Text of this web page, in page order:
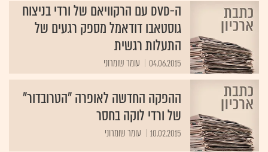
ה-DVD עם הרקוויאם של ורדי בניצוח
גוסטאבו דודאמל מספק רגעים של
התעלות רגשית
04.06.2015 עומר שומרוני
ההפקה החדשה לאופרה "הטרובדור"
של ורדי לוקה בחסר
10.02.2015 עומר שומרוני